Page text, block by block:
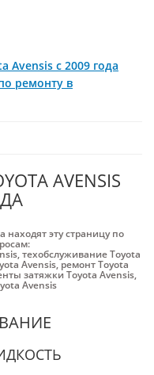
Avensis с 2009 года
ремонту в
AVENSIS
эту страницу по
,техобслуживание Toyota
Avensis,ремонт Toyota
затяжки Toyota Avensis,
Avensis